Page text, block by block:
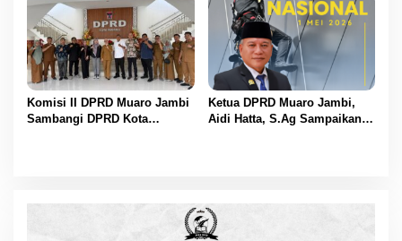
Penanaman Pohon Serentak
Komisi II DPRD Muaro Jambi
Sambangi DPRD Kota
Ketua DPRD Muaro Jambi,
Aidi Hatta, S.Ag Sampaikan